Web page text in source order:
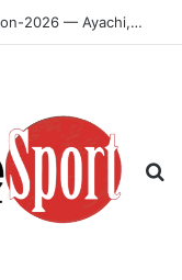
Championnats du monde U-20, Oregon-2026 — Ayachi, Dissa, Touahria et Ghezali en finale